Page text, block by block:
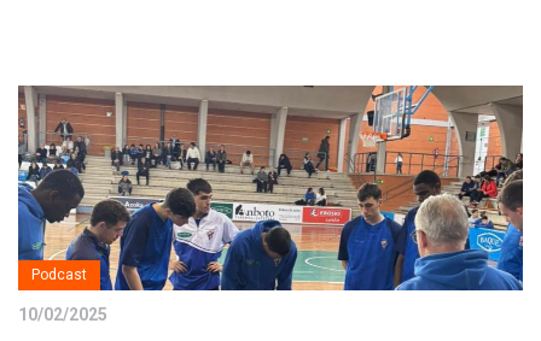
Podcast
10/02/2025